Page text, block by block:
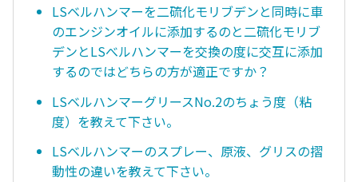
LSベルハンマーを二硫化モリブデンと同時に車
のエンジンオイルに添加するのと二硫化モリブ
デンとLSべルハンマーを交換の度に交互に添加
するのではどちらの方が適正ですか？
LSベルハンマーグリースNo.2のちょう度（粘
度）を教えて下さい。
LSベルハンマーのスプレー、原液、グリスの摺
動性の違いを教えて下さい。